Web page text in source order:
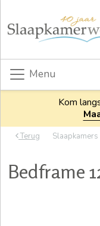
Menu
Kom
Terug Slaapkamers
Bedframe